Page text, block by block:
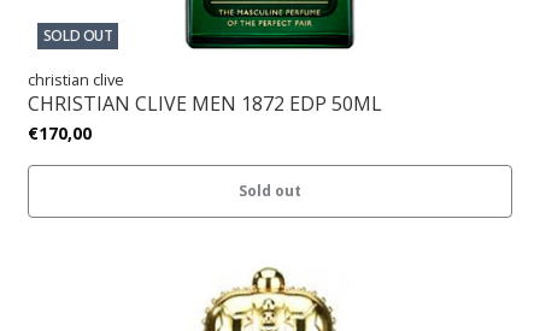
SOLD OUT
christian clive
CHRISTIAN CLIVE MEN 1872 EDP 50ML
€170,00
Sold out